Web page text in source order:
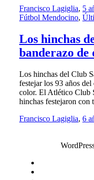
Francisco Lagiglia, 5
Fútbol Mendocino,
Los hinchas
banderazo de
Los hinchas del Club
festejar los 93 años
color. El Atlético Club
hinchas festejaron
Francisco Lagiglia, 6